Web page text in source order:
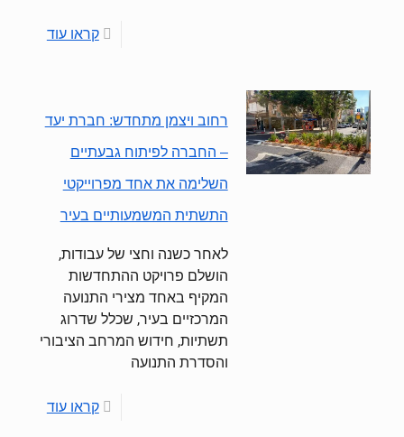
קראו עוד
רחוב ויצמן מתחדש: חברת יעד
– החברה לפיתוח גבעתיים
השלימה את אחד מפרוייקטי
התשתית המשמעותיים בעיר
לאחר כשנה וחצי של עבודות,
הושלם פרויקט ההתחדשות
המקיף באחד מצירי התנועה
המרכזיים בעיר, שכלל שדרוג
תשתיות, חידוש המרחב הציבורי
והסדרת התנועה
קראו עוד